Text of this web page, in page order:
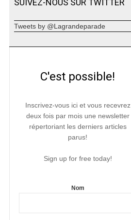
SUIVEZ-NOUS SUR TWITTER
Tweets by @Lagrandeparade
C'est possible!
Inscrivez-vous ici et vous recevrez
deux fois par mois une newsletter
répertoriant les derniers articles
parus!
Sign up for free today!
Nom